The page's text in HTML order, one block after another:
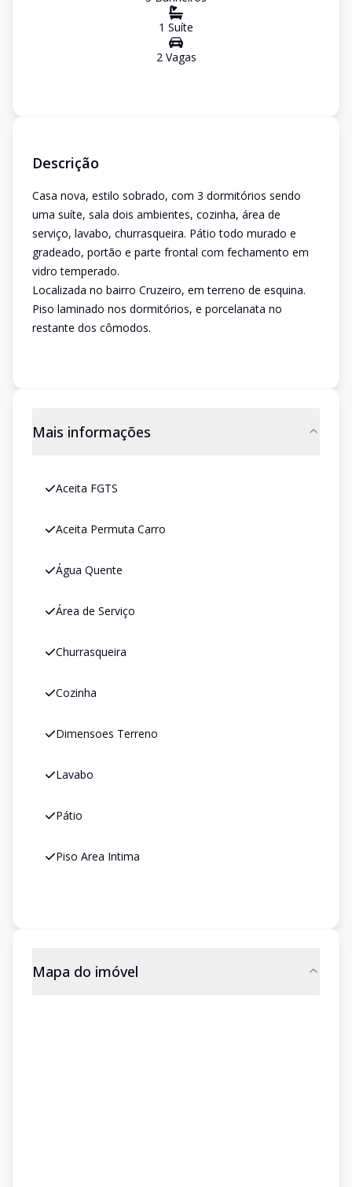
1 Suíte
2Vagas
Descrição
Casa nova, estilo sobrado, com 3 dormitórios sendo
uma suíte, sala dois ambientes, cozinha, área de
serviço, lavabo, churrasqueira. Pátio todo murado e
gradeado, portão e parte frontal com fechamento em
vidro temperado.
Localizada no bairro Cruzeiro, em terreno de esquina.
Piso laminado nos dormitórios, e porcelanata no
restante dos cômodos.
Mais informações
Aceita FGTS
Aceita Permuta Carro
Água Quente
Área de Serviço
Churrasqueira
Cozinha
Dimensoes Terreno
Lavabo
Pátio
Piso Area Intima
Mapa do imóvel